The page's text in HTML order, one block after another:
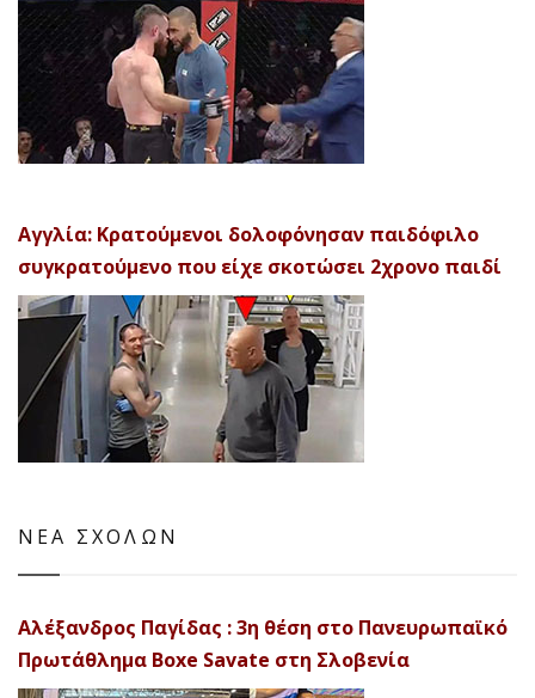
Αγγλία: Κρατούμενοι δολοφόνησαν παιδόφιλο
συγκρατούμενο που είχε σκοτώσει 2χρονο παιδί
ΝΕΑ ΣΧΟΛΩΝ
Αλέξανδρος Παγίδας : 3η θέση στο Πανευρωπαϊκό
Πρωτάθλημα Boxe Savate στη Σλοβενία